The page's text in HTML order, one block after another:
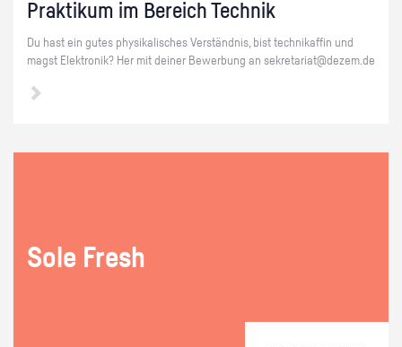
Prak­ti­kum im Be­reich Tech­nik
Du hast ein gutes phy­si­ka­li­sches Ver­ständ­nis, bist tech­ni­kaf­fin und
magst Elek­tro­nik? Her mit dei­ner Be­wer­bung an se­kre­ta­ri­at@​dezem.​de
Sole Fresh